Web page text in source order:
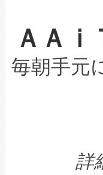
取得でき
設には、
最高経営
す。「当
ームを利
きます。
限を超え
持できる
ービスレ
テリー性
念は、現
ます。
quality
なレーザ
な環境下
キロメー
LiDAR for
は1535
イズの小
す。ノー
ＡＡ
毎朝手元
詳